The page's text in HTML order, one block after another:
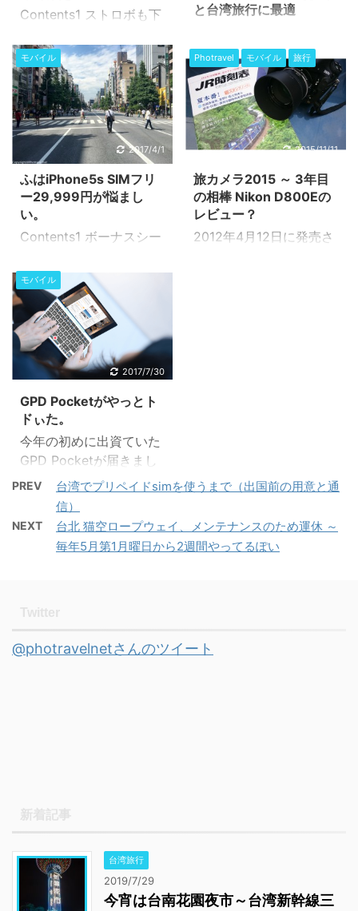
Contents1 ストロボも下
きは内蔵フラッシュでも
いいけれど1.2 純正スト
ロボはいつの間にこんな
値段に1.3 互換ストロボ
は純正より破格2 K&F
Concept KF-882 スペッ
ク2.1 KF-882開封2.2
K&F Concept KF-
882 操作について2.3 撮
影3 まとめ3.1 買っても
よい点3.2 純正が良い点
っとしたときは内蔵フラ
ッシュでもいいけれど 今
使っているD750は高感
度のスピードライトが内
蔵されてい ...
と台湾旅行に最適
表 台湾のチャイナエアラ
インは、現在台北（桃
園）-バンコク線を最大
週21便運航のところを、
2015年6月18日より最大
週28便に増便するとのこ
800（往復同） 台北（桃
園）→バンコク CI837
22:25 01:15(翌日) バ
ンコク→台北（桃園）
モバイル
2017/4/1
ふはiPhone5s SIMフリ
ー29,999円が悩まし
い。
Contents1 ボーナスシー
関連が安い1.2 iPhone5s
シムフリ・iPhone5c関
連が大量1.3 ノートPCは
どうしょう？私的モバイ
ルPCうんちく ボーナス
シーズンは危険な街 んー
(笑)けしてサボっていた
わけではなく、ないです
よぉ。モバイル系はあっ
ちの方にちょこちょこ書
いていたもので（汗） 今
日は秋葉を歩いていたん
ですよ、徹夜明けで。梅
雨の間に訪れた晴れ間が
...
Photravel モバイル 旅行
2015/11/11
旅カメラ2015 ～ 3年目
の相棒 Nikon D800Eの
レビュー？
2012年4月12日に発売さ
す。 そろそろ使って3年
用感などなど。
Contents1 D800Eを購入
モバイル
2017/7/30
GPD Pocketがやっとト
ドぃた。
今年の初めに出資ていた
GPD Pocketが届きまし
た。 ええ、ヒデキ感激で
す。 待ちくたびれました
よ、ホントにもぉ～っ。
Contents1 GPD Poketが
届くまで1.1 小型UMPCを
大きさを比べる6 GDP
PREV
台湾でプリペイドsimを使うまで（出国前の用意と通
信）
NEXT
台北 猫空ロープウェイ、メンテナンスのため運休 ～
毎年5月第1月曜日から2週間やってるぽい
@photravelnetさんのツイート
台湾旅行
2019/7/29
今宵は台南花園夜市～台湾新幹線三